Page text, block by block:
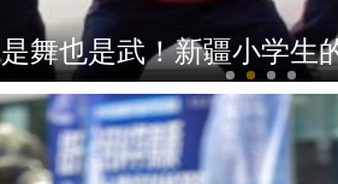
是舞也是武！新疆小学生